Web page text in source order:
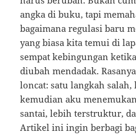
angka di buku, tapi
bagaimana regulasi baru
yang biasa kita temui di
sempat kebingungan
diubah mendadak.
loncat: satu langkah
kemudian aku
santai, lebih terstruktur,
Artikel ini ingin berbagi